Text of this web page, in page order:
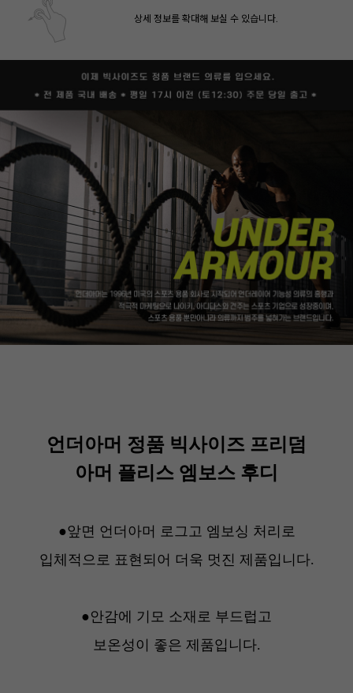
상세 정보를 확대해 보실 수 있습니다.
언더아머 정품 빅사이즈 프리덤
아머 플리스 엠보스 후디
●앞면 언더아머 로그고 엠보싱 처리로
입체적으로 표현되어 더욱 멋진 제품입니다.
●안감에 기모 소재로 부드럽고
보온성이 좋은 제품입니다.